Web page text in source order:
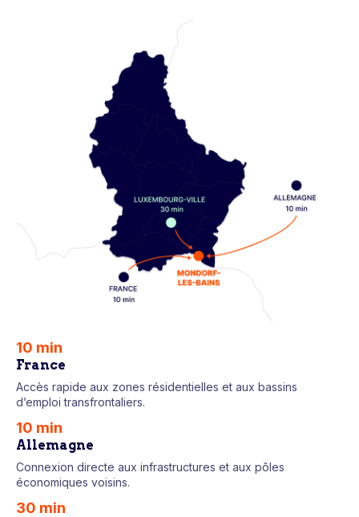
10 min
France
Accès rapide aux zones résidentielles et aux bassins
d’emploi transfrontaliers.
10 min
Allemagne
Connexion directe aux infrastructures et aux pôles
économiques voisins.
30 min